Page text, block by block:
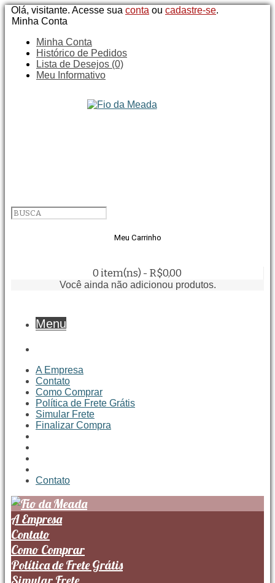
Olá, visitante. Acesse sua conta ou cadastre-se.
Minha Conta
Minha Conta
Histórico de Pedidos
Lista de Desejos (0)
Meu Informativo
Meu Carrinho
0 item(ns) - R$0,00
Você ainda não adicionou produtos.
Menu
A Empresa
Contato
Como Comprar
Política de Frete Grátis
Simular Frete
Finalizar Compra
Contato
A Empresa
Contato
Como Comprar
Política de Frete Grátis